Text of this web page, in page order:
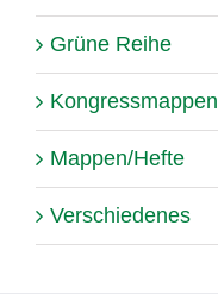
Grüne Reihe
Kongressmappen
Mappen/Hefte
Verschiedenes